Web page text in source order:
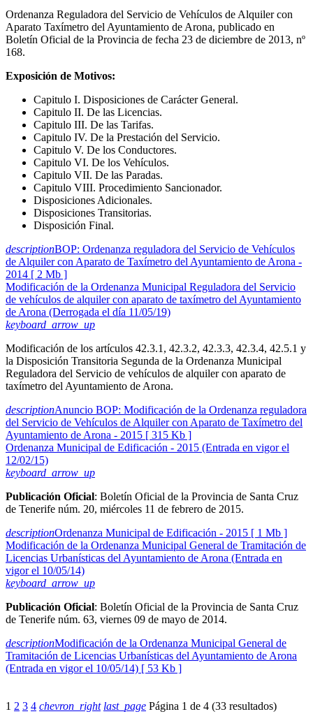
Ordenanza Reguladora del Servicio de Vehículos de Alquiler con
Aparato Taxímetro del Ayuntamiento de Arona, publicado en
Boletín Oficial de la Provincia de fecha 23 de diciembre de 2013, nº
168.
Exposición de Motivos:
Capitulo I. Disposiciones de Carácter General.
Capitulo II. De las Licencias.
Capitulo III. De las Tarifas.
Capitulo IV. De la Prestación del Servicio.
Capitulo V. De los Conductores.
Capitulo VI. De los Vehículos.
Capitulo VII. De las Paradas.
Capitulo VIII. Procedimiento Sancionador.
Disposiciones Adicionales.
Disposiciones Transitorias.
Disposición Final.
descriptionBOP: Ordenanza reguladora del Servicio de Vehículos
de Alquiler con Aparato de Taxímetro del Ayuntamiento de Arona -
2014 [ 2 Mb ]
Modificación de la Ordenanza Municipal Reguladora del Servicio
de vehículos de alquiler con aparato de taxímetro del Ayuntamiento
de Arona (Derrogada el día 11/05/19)
keyboard_arrow_up
Modificación de los artículos 42.3.1, 42.3.2, 42.3.3, 42.3.4, 42.5.1 y
la Disposición Transitoria Segunda de la Ordenanza Municipal
Reguladora del Servicio de vehículos de alquiler con aparato de
taxímetro del Ayuntamiento de Arona.
descriptionAnuncio BOP: Modificación de la Ordenanza reguladora
del Servicio de Vehículos de Alquiler con Aparato de Taxímetro del
Ayuntamiento de Arona - 2015 [ 315 Kb ]
Ordenanza Municipal de Edificación - 2015 (Entrada en vigor el
12/02/15)
keyboard_arrow_up
Publicación Oficial: Boletín Oficial de la Provincia de Santa Cruz
de Tenerife núm. 20, miércoles 11 de febrero de 2015.
descriptionOrdenanza Municipal de Edificación - 2015 [ 1 Mb ]
Modificación de la Ordenanza Municipal General de Tramitación de
Licencias Urbanísticas del Ayuntamiento de Arona (Entrada en
vigor el 10/05/14)
keyboard_arrow_up
Publicación Oficial: Boletín Oficial de la Provincia de Santa Cruz
de Tenerife núm. 63, viernes 09 de mayo de 2014.
descriptionModificación de la Ordenanza Municipal General de
Tramitación de Licencias Urbanísticas del Ayuntamiento de Arona
(Entrada en vigor el 10/05/14) [ 53 Kb ]
1 2 3 4 chevron_right last_page Página 1 de 4 (33 resultados)